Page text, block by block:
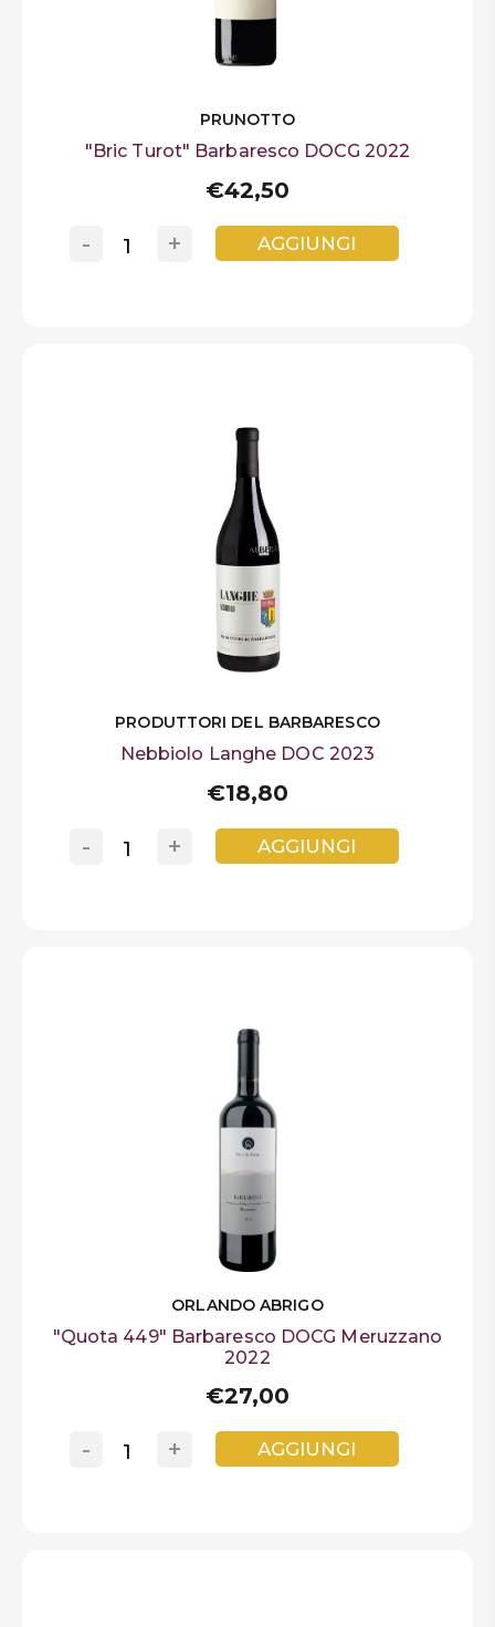
PRUNOTTO
"Bric Turot" Barbaresco DOCG 2022
€42,50
+
- AGGIUNGI
PRODUTTORI DEL BARBARESCO
Nebbiolo Langhe DOC 2023
€18,80
+
- AGGIUNGI
ORLANDO ABRIGO
"Quota 449" Barbaresco DOCG Meruzzano
2022
€27,00
+
- AGGIUNGI